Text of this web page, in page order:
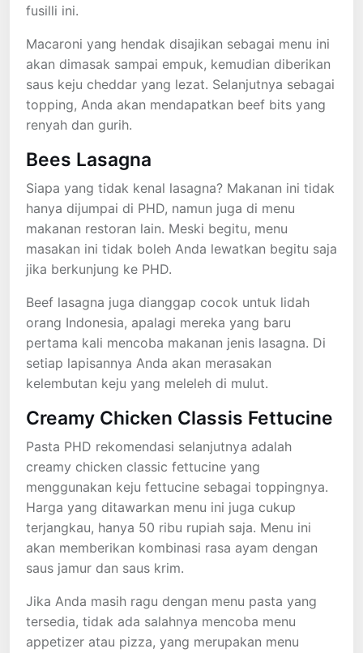
fusilli ini.
Macaroni yang hendak disajikan sebagai menu ini
akan dimasak sampai empuk, kemudian diberikan
saus keju cheddar yang lezat. Selanjutnya sebagai
topping, Anda akan mendapatkan beef bits yang
renyah dan gurih.
Bees Lasagna
Siapa yang tidak kenal lasagna? Makanan ini tidak
hanya dijumpai di PHD, namun juga di menu
makanan restoran lain. Meski begitu, menu
masakan ini tidak boleh Anda lewatkan begitu saja
jika berkunjung ke PHD.
Beef lasagna juga dianggap cocok untuk lidah
orang Indonesia, apalagi mereka yang baru
pertama kali mencoba makanan jenis lasagna. Di
setiap lapisannya Anda akan merasakan
kelembutan keju yang meleleh di mulut.
Creamy Chicken Classis Fettucine
Pasta PHD rekomendasi selanjutnya adalah
creamy chicken classic fettucine yang
menggunakan keju fettucine sebagai toppingnya.
Harga yang ditawarkan menu ini juga cukup
terjangkau, hanya 50 ribu rupiah saja. Menu ini
akan memberikan kombinasi rasa ayam dengan
saus jamur dan saus krim.
Jika Anda masih ragu dengan menu pasta yang
tersedia, tidak ada salahnya mencoba menu
appetizer atau pizza, yang merupakan menu